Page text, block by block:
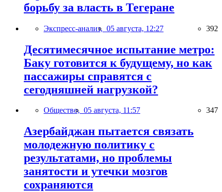
борьбу за власть в Тегеране
Экспресс-анализ, 05 августа, 12:27 392
Десятимесячное испытание метро:
Баку готовится к будущему, но как
пассажиры справятся с
сегодняшней нагрузкой?
Общество, 05 августа, 11:57 347
Азербайджан пытается связать
молодежную политику с
результатами, но проблемы
занятости и утечки мозгов
сохраняются